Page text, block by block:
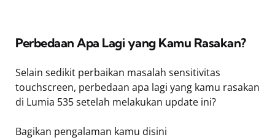
Perbedaan Apa Lagi yang Kamu Rasakan?
Selain sedikit perbaikan masalah sensitivitas
touchscreen, perbedaan apa lagi yang kamu rasakan
di Lumia 535 setelah melakukan update ini?
Bagikan pengalaman kamu disini